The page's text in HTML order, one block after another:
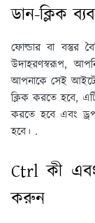
ডান-ক্লিক
ফোল্ডার বা বস্তুর
উদাহরণস্বরূপ,
আপনাকে সেই
ক্লিক করতে হবে,
করতে হবে এবং
হবে। .
Ctrl কী
করুন